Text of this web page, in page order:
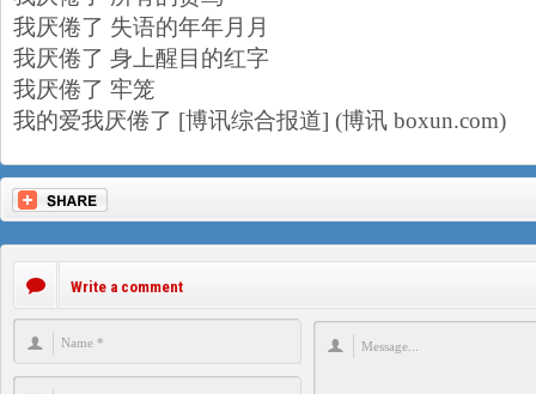
我厌倦了 失语的年年月月
我厌倦了 身上醒目的红字
我厌倦了 牢笼
我的爱我厌倦了 [博讯综合报道] (博讯 boxun.com)
Write a comment